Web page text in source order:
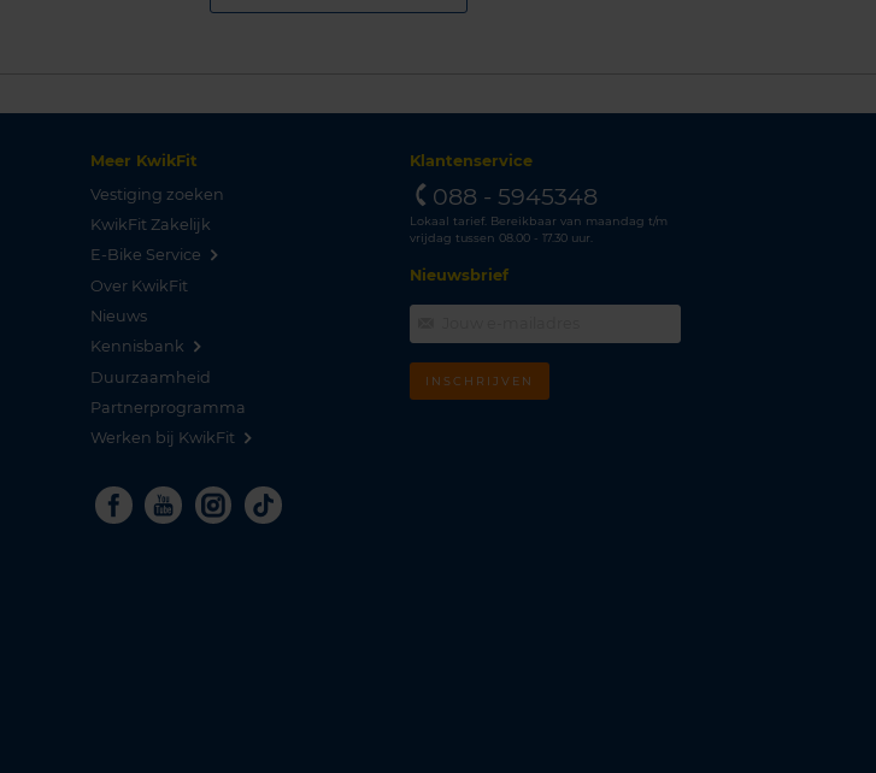
Meer KwikFit
Vestiging zoeken
KwikFit Zakelijk
E-Bike Service
Over KwikFit
Nieuws
Kennisbank
Duurzaamheid
Partnerprogramma
Werken bij KwikFit
Facebook
YoutubeInstagram
Tiktok
Klantenservice
088 - 5945348
Lokaal tarief. Bereikbaar van maandag t/m
vrijdag tussen 08.00 - 17.30 uur.
Nieuwsbrief
INSCHRIJVEN